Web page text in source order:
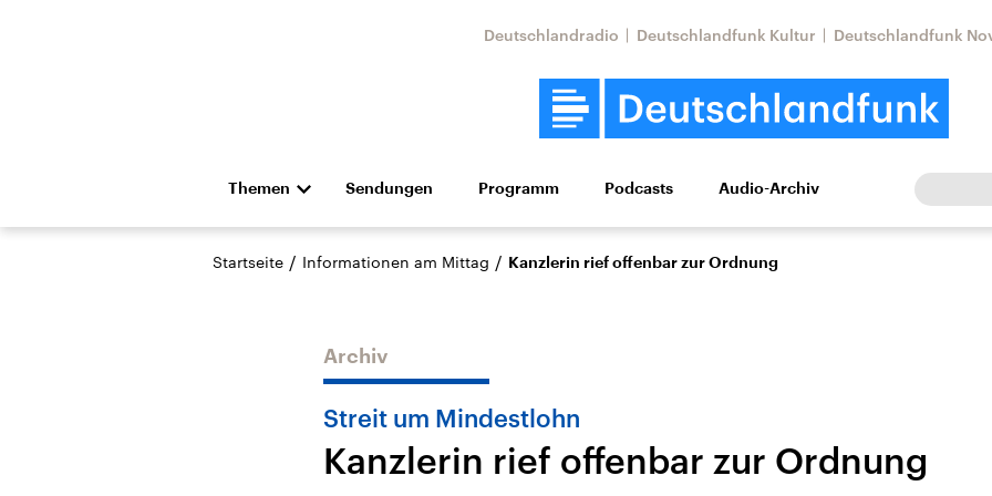
Deutschlandradio Deutschlandfunk Kultur Deutschlandfunk
Themen
Die Nachrichten Politik Wirtschaft Wissen Kultur Europa
Hörspiel und Feature Musik
Landtagswahl Sachsen-
USA
Nahostkonflikt
Iran
Aktuelle Lage und
Sendungen Programm Podcasts Audio-Archiv
Startseite / Informationen am Mittag / Kanzlerin rief offenbar zur Ordnung
Archiv
Streit um Mindestlohn
Kanzlerin rief offenbar zur Ordnung